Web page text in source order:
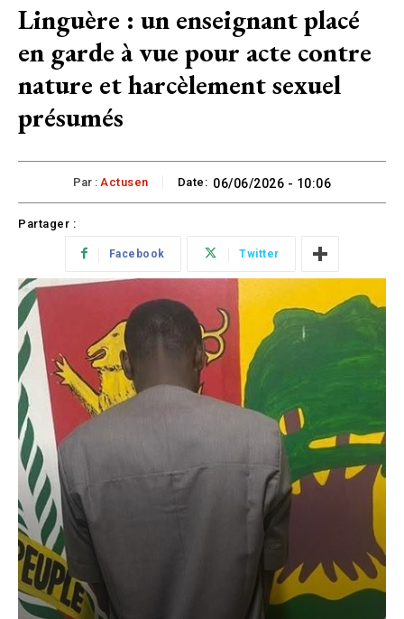
Linguère : un enseignant placé
en garde à vue pour acte contre
nature et harcèlement sexuel
présumés
Par : Actusen Date: 06/06/2026 - 10:06
Partager :
Facebook Twitter